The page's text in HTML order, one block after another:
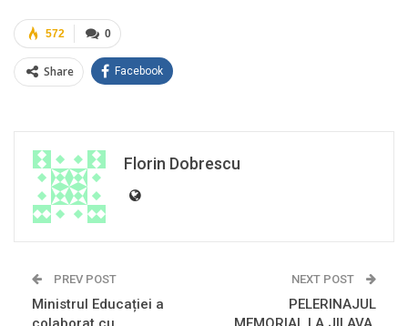
0
572
Share Facebook
Florin Dobrescu
PREV POST
Ministrul Educației a
NEXT POST
PELERINAJUL